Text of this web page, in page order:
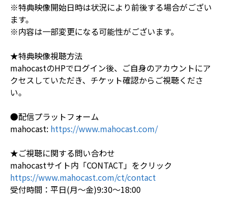
※特典映像開始日時は状況により前後する場合がござい
ます。
※内容は一部変更になる可能性がございます。
★特典映像視聴方法
mahocastのHPでログイン後、ご自身のアカウントにア
クセスしていただき、チケット確認からご視聴くださ
い。
●配信プラットフォーム
mahocast: https://www.mahocast.com/
★ご視聴に関する問い合わせ
mahocastサイト内「CONTACT」をクリック
https://www.mahocast.com/ct/contact
受付時間：平日(月～金)9:30～18:00